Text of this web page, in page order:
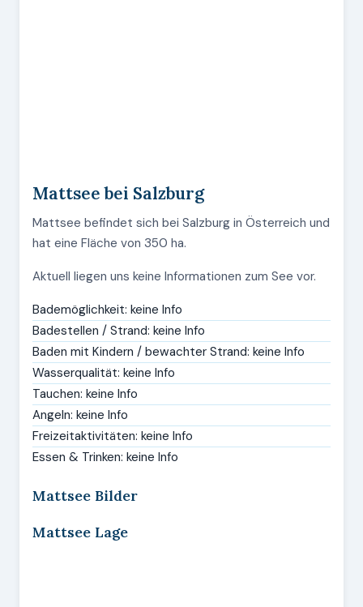
Mattsee bei Salzburg
Mattsee befindet sich bei Salzburg in Österreich und
hat eine Fläche von 350 ha.
Aktuell liegen uns keine Informationen zum See vor.
Bademöglichkeit: keine Info
Badestellen / Strand: keine Info
Baden mit Kindern / bewachter Strand: keine Info
Wasserqualität: keine Info
Tauchen: keine Info
Angeln: keine Info
Freizeitaktivitäten: keine Info
Essen & Trinken: keine Info
Mattsee Bilder
Mattsee Lage